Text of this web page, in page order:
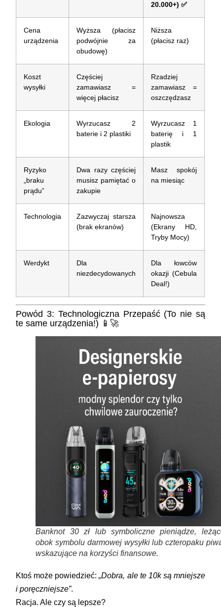
20.000+) ✅
Cena
urządzenia
Wyższa (płacisz
podwójnie za
obudowę)
Niższa
(płacisz raz)
Koszt
wysyłki
Częściej
zamawiasz =
więcej płacisz
Rzadziej
zamawiasz =
oszczędzasz
Ekologia
Wyrzucasz 2
baterie i 2 plastiki
Wyrzucasz 1
baterię i 1
plastik
Ryzyko
„braku
prądu”
Dwa razy częściej
musisz pamiętać o
zakupie
Masz spokój
na miesiąc
Technologia
Zazwyczaj starsza
(brak ekranów)
Najnowsza
(Ekrany HD,
Tryby Mocy)
Werdykt
Dla
niezdecydowanych
Dla łowców
okazji (Cebula
Deal!)
Powód 3: Technologiczna Przepaść (To nie są
te same urządzenia!) 📱🚀
Banknot 30 zł lub symboliczne pieniądze,
obok symbolu darmowej wysyłki lub czteropaku
wskazujące na korzyści finansowe.
Ktoś może powiedzieć:„Dobra, ale te 10k są mniejsze
i poręczniejsze”.
Racja. Ale czy są lepsze?